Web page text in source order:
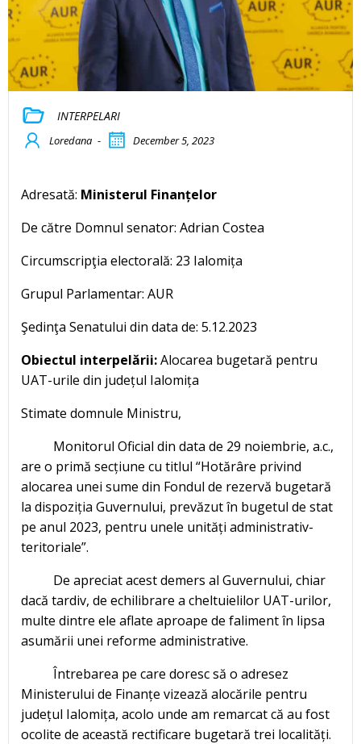
INTERPELARI
Loredana - December 5, 2023
Adresată: Ministerul Finanțelor
De către Domnul senator: Adrian Costea
Circumscripţia electorală: 23 Ialomița
Grupul Parlamentar: AUR
Şedinţa Senatului din data de: 5.12.2023
Obiectul interpelării:Alocarea bugetară pentru
UAT-urile din județul Ialomița
Stimate domnule Ministru,
Monitorul Oficial din data de 29 noiembrie, a.c.,
are o primă secțiune cu titlul “Hotărâre privind
alocarea unei sume din Fondul de rezervă bugetară
la dispoziția Guvernului, prevăzut în bugetul de stat
pe anul 2023, pentru unele unități administrativ-
teritoriale”.
De apreciat acest demers al Guvernului, chiar
dacă tardiv, de echilibrare a cheltuielilor UAT-urilor,
multe dintre ele aflate aproape de faliment în lipsa
asumării unei reforme administrative.
Întrebarea pe care doresc să o adresez
Ministerului de Finanțe vizează alocările pentru
județul Ialomița, acolo unde am remarcat că au fost
ocolite de această rectificare bugetară trei localități.